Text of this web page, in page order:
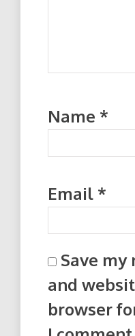
Name *
Email *
Save my
and
browser